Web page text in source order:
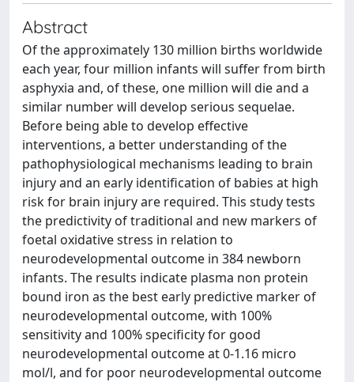
Abstract
Of the approximately 130 million births worldwide
each year, four million infants will suffer from birth
asphyxia and, of these, one million will die and a
similar number will develop serious sequelae.
Before being able to develop effective
interventions, a better understanding of the
pathophysiological mechanisms leading to brain
injury and an early identification of babies at high
risk for brain injury are required. This study tests
the predictivity of traditional and new markers of
foetal oxidative stress in relation to
neurodevelopmental outcome in 384 newborn
infants. The results indicate plasma non protein
bound iron as the best early predictive marker of
neurodevelopmental outcome, with 100%
sensitivity and 100% specificity for good
neurodevelopmental outcome at 0-1.16 micro
mol/l, and for poor neurodevelopmental outcome